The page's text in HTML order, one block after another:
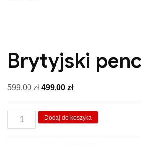
Brytyjski
599,00zł Pierwotna
wynosiła:
499,00 złAktualna
wynosi:
ilość
Brytyjski
Dodaj do koszyka